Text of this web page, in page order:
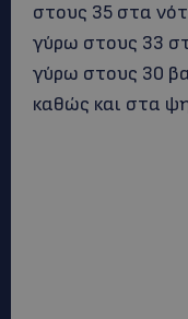
στους 35 στα
γύρω στους 33
γύρω στους 30
καθώς και στα